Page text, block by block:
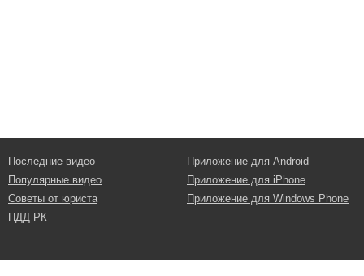
Последние видео
Популярные видео
Советы от юриста
ПДД РК
Приложение для Android
Приложение для iPhone
Приложение для Windows Phone